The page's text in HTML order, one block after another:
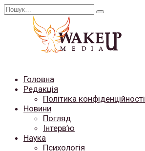
Перейти
Search
Головна
Редакція
Політика конфіденційності
Новини
Погляд
Інтерв’ю
Наука
Психологія